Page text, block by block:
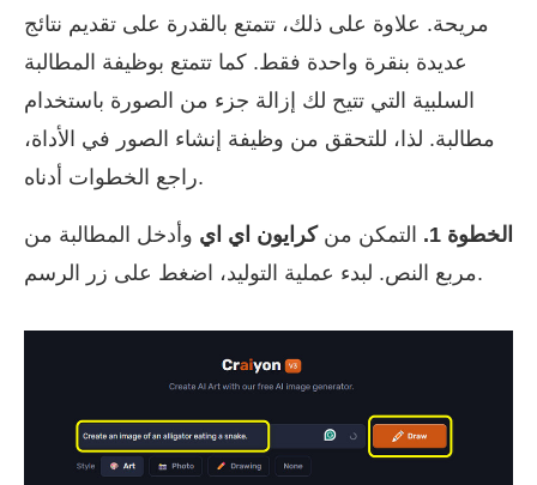
مريحة. علاوة على ذلك، تتمتع بالقدرة على تقديم نتائج
عديدة بنقرة واحدة فقط. كما تتمتع بوظيفة المطالبة
السلبية التي تتيح لك إزالة جزء من الصورة باستخدام
مطالبة. لذا، للتحقق من وظيفة إنشاء الصور في الأداة،
راجع الخطوات أدناه.
الخطوة 1. التمكن منكرايون اي اي وأدخل المطالبة من
مربع النص. لبدء عملية التوليد، اضغط على زر الرسم.